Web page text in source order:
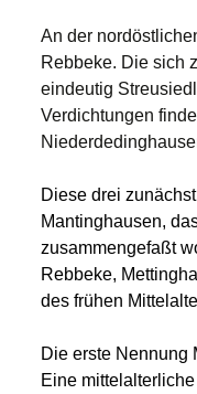
Lage & Landschaft
Unser Dorf hat
Der “Steg”
Ortsvorsteher
An der
Rebbeke. Die sich
eindeutig
Verdichtungen
Diese drei
Mantinghausen,
zusammengefaßt
Rebbeke,
des frühen
Die erste Nennung
Eine